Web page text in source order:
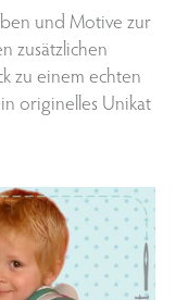
und Motive zur
zusätzlichen
zu einem echten
originelles Unikat